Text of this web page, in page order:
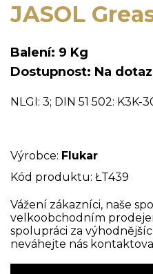
JASOL
Balení: 9 Kg
Dostupnost: Na dotaz
NLGI: 3; DIN 51 502: K3K-
Výrobce: Flukar
Kód produktu: ŁT439
Vážení zákazníci, naše
velkoobchodním
spolupráci za
neváhejte nás